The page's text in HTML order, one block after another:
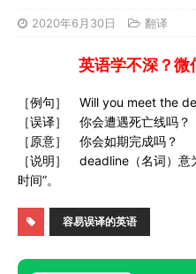
2020年6月30日 翻译
英语学不深？微
［例句］ Will you meet the
［误译］ 你会遭遇死亡线吗？
［原意］ 你会如期完成吗？
［说明］ deadline（名词）意
时间”。
容易误译的英语